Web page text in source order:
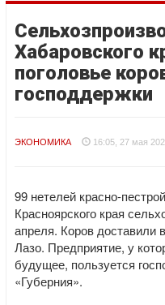
Хабаровского
поголовье
господдержки
ЭКОНОМИКА 16:05, 27 мая
99 нетелей красно-
Красноярского края
апреля. Коров доставили
Лазо. Предприятие, у
будущее, пользуется
«Губерния».